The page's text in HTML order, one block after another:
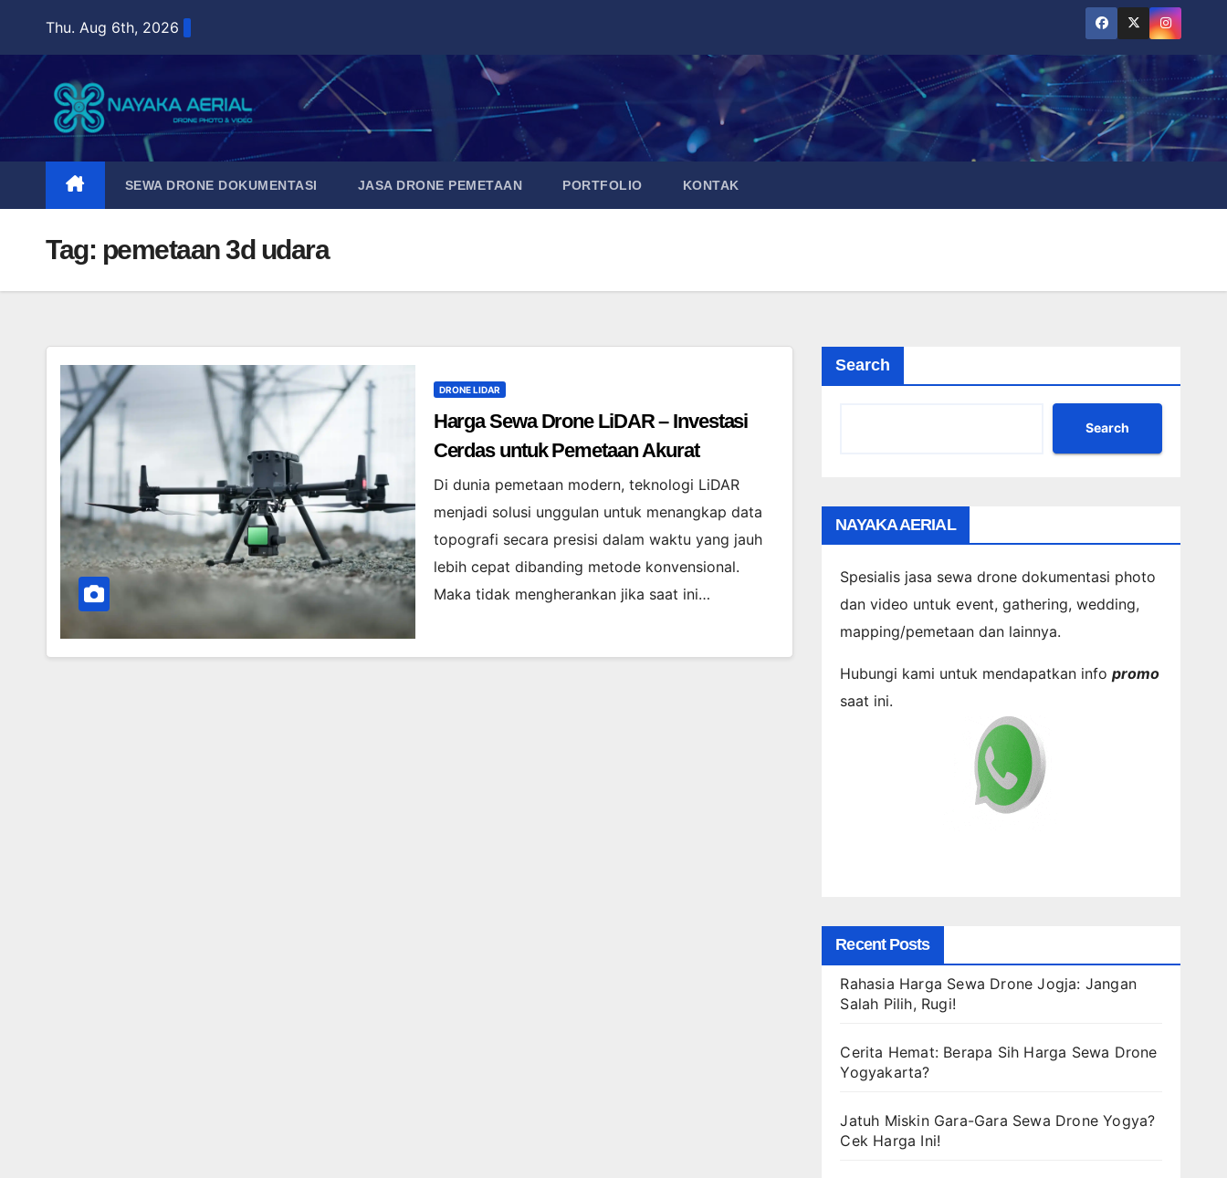
content
Thu. Aug 6th, 2026
SEWA DRONE DOKUMENTASI JASA DRONE PEMETAAN PORTFOLIO KONTAK
Tag: pemetaan 3d udara
DRONE LIDAR
Harga Sewa Drone LiDAR – Investasi
Cerdas untuk Pemetaan Akurat
Di dunia pemetaan modern, teknologi LiDAR
menjadi solusi unggulan untuk menangkap data
topografi secara presisi dalam waktu yang jauh
lebih cepat dibanding metode konvensional.
Maka tidak mengherankan jika saat ini…
Search
Search
NAYAKA AERIAL
Spesialis jasa sewa drone dokumentasi photo
dan video untuk event, gathering, wedding,
mapping/pemetaan dan lainnya.
Hubungi kami untuk mendapatkan infopromo
saat ini.
Recent Posts
Rahasia Harga Sewa Drone Jogja: Jangan
Salah Pilih, Rugi!
Cerita Hemat: Berapa Sih Harga Sewa Drone
Yogyakarta?
Jatuh Miskin Gara-Gara Sewa Drone Yogya?
Cek Harga Ini!